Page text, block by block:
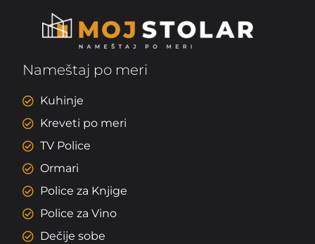
Nameštaj po meri
Kuhinje
Kreveti po meri
TV Police
Ormari
Police za Knjige
Police za Vino
Dečije sobe